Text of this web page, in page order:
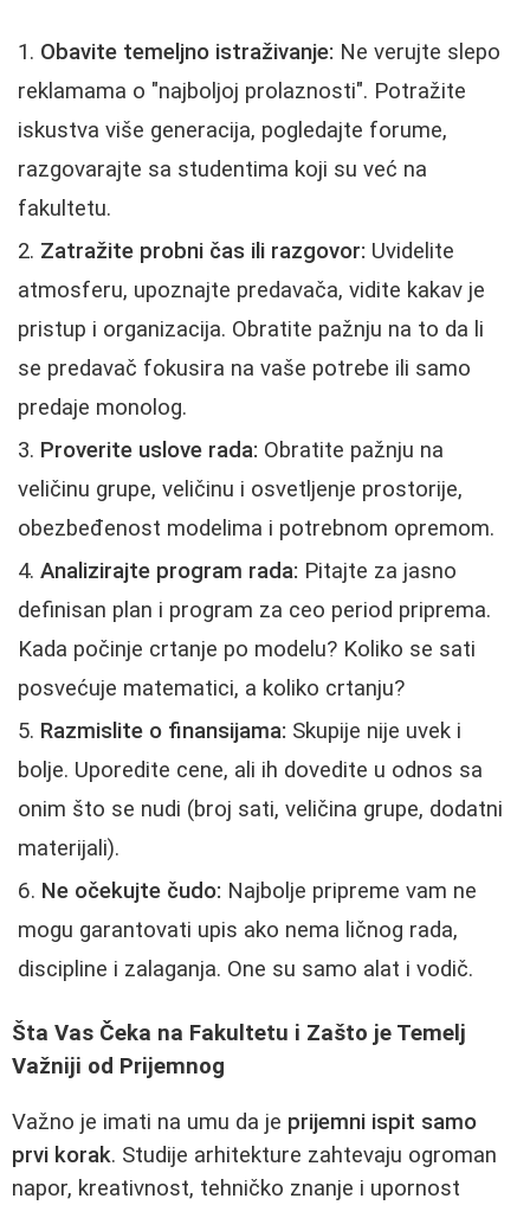
Obavite temeljno istraživanje: Ne verujte slepo
reklamama o "najboljoj prolaznosti". Potražite
iskustva više generacija, pogledajte forume,
razgovarajte sa studentima koji su već na
fakultetu.
Zatražite probni čas ili razgovor: Uvidelite
atmosferu, upoznajte predavača, vidite kakav je
pristup i organizacija. Obratite pažnju na to da li
se predavač fokusira na vaše potrebe ili samo
predaje monolog.
Proverite uslove rada: Obratite pažnju na
veličinu grupe, veličinu i osvetljenje prostorije,
obezbeđenost modelima i potrebnom opremom.
Analizirajte program rada: Pitajte za jasno
definisan plan i program za ceo period priprema.
Kada počinje crtanje po modelu? Koliko se sati
posvećuje matematici, a koliko crtanju?
Razmislite o finansijama: Skupije nije uvek i
bolje. Uporedite cene, ali ih dovedite u odnos sa
onim što se nudi (broj sati, veličina grupe, dodatni
materijali).
Ne očekujte čudo: Najbolje pripreme vam ne
mogu garantovati upis ako nema ličnog rada,
discipline i zalaganja. One su samo alat i vodič.
Šta Vas Čeka na Fakultetu i Zašto je Temelj
Važniji od Prijemnog
Važno je imati na umu da je prijemni ispit samo
prvi korak. Studije arhitekture zahtevaju ogroman
napor, kreativnost, tehničko znanje i upornost